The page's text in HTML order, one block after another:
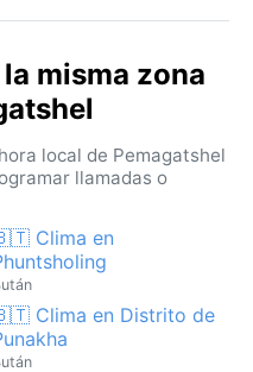
los valles, creando
un invierno seco que
misma zona
local de Pemagatshel
llamadas o
Clima en
Clima en Distrito de